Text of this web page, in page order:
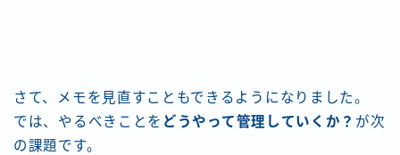
さて、メモを見直すこともできるようになりました。
では、やるべきことを どうやって管理していくか？ が次
の課題です。